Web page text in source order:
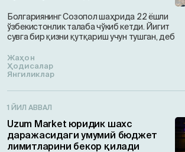
Болгариянинг Созопол шаҳрида 22 ёшли
ўзбекистонлик талаба чўкиб кетди. Йигит
сувга бир қизни қутқариш учун тушган, деб
Жаҳон
Ҳодисалар
Янгиликлар
1 ЙИЛ АВВАЛ
Uzum Market юридик шахс
даражасидаги умумий бюджет
лимитларини бекор қилади